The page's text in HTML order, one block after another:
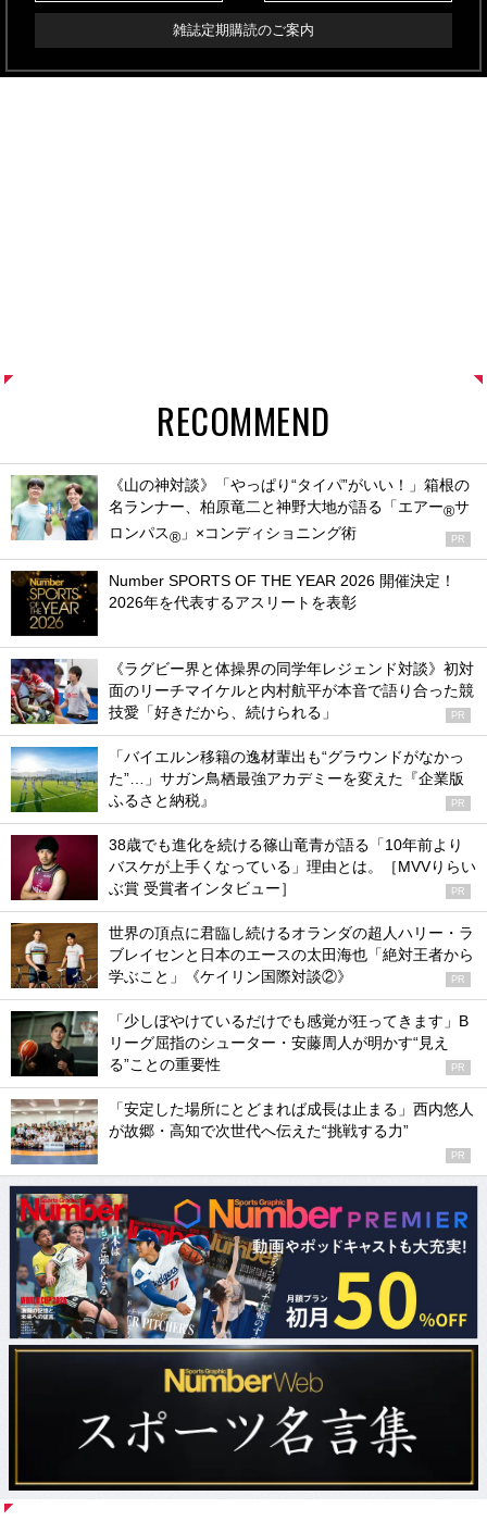
雑誌定期購読のご案内
RECOMMEND
《山の神対談》「やっぱり“タイパ”がいい！」箱根の
名ランナー、柏原竜二と神野大地が語る「エアー®サ
ロンパス® 」×コンディショニング術 PR
Number SPORTS OF THE YEAR 2026 開催決定！
2026年を代表するアスリートを表彰
《ラグビー界と体操界の同学年レジェンド対談》初対
面のリーチマイケルと内村航平が本音で語り合った競
技愛「好きだから、続けられる」
PR
「バイエルン移籍の逸材輩出も“グラウンドがなかっ
た”…」サガン鳥栖最強アカデミーを変えた『企業版
ふるさと納税』
PR
38歳でも進化を続ける篠山竜青が語る「10年前より
バスケが上手くなっている」理由とは。［MVVりらい
ぶ賞 受賞者インタビュー］
PR
世界の頂点に君臨し続けるオランダの超人ハリー・ラ
ブレイセンと日本のエースの太田海也「絶対王者から
学ぶこと」《ケイリン国際対談②》
PR
「少しぼやけているだけでも感覚が狂ってきます」B
リーグ屈指のシューター・安藤周人が明かす“見え
る”ことの重要性
PR
「安定した場所にとどまれば成長は止まる」西内悠人
が故郷・高知で次世代へ伝えた“挑戦する力”
PR